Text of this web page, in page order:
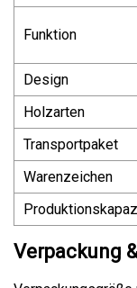
Funktion
Design
Holzarten
Transportpaket
Warenzeichen
Verpackung